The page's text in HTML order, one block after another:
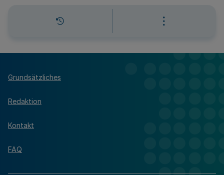
Grundsätzliches
Redaktion
Kontakt
FAQ